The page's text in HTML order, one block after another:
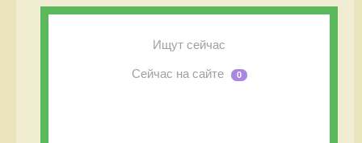
Ищут сейчас
Сейчас на сайте 0